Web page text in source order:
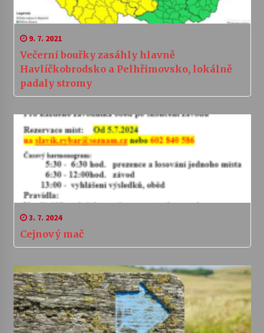
9. 7. 2021
Večerní bouřky zasáhly hlavně
Havlíčkobrodsko a Pelhřimovsko, lokálně
padaly stromy
3. 7. 2024
Cejnový mač